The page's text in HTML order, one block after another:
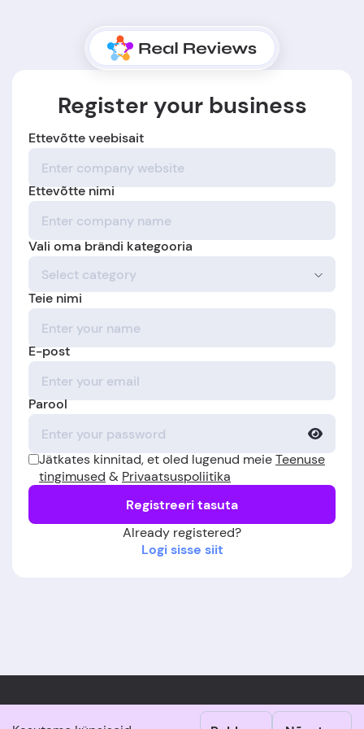
Register your business
Ettevõtte veebisait
Ettevõtte nimi
Vali oma brändi kategooria
Teie nimi
E-post
Parool
Jätkates kinnitad, et oled lugenud meieTeenuse
tingimused & Privaatsuspoliitika
Registreeri tasuta
Already registered?
Logi sisse siit